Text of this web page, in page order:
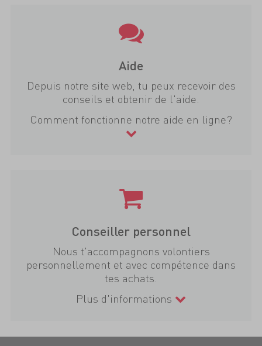
Aide
Depuis notre site web, tu peux recevoir des
conseils et obtenir de l'aide.
Comment fonctionne notre aide en ligne?
Conseiller personnel
Nous t'accompagnons volontiers
personnellement et avec compétence dans
tes achats.
Plus d'informations